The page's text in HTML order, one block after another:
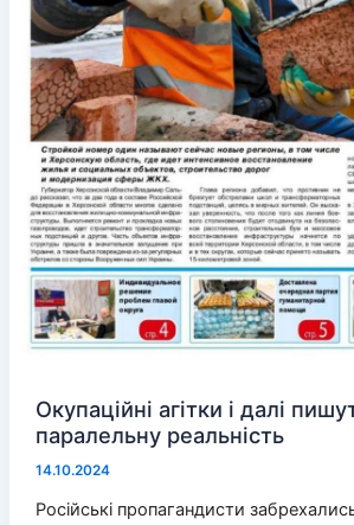
Окупаційні агітки і далі
паралельну реальність
14.10.2024
Російські пропагандисти